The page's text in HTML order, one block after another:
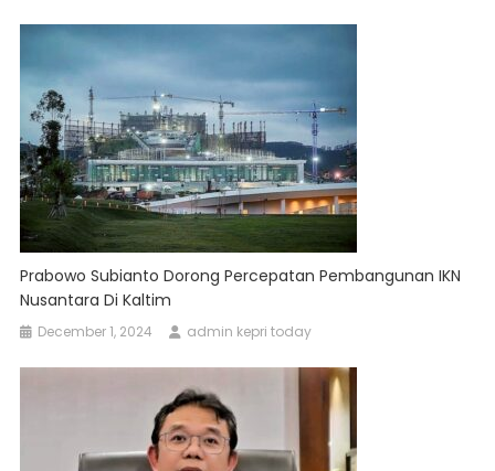
Prabowo Subianto Dorong Percepatan Pembangunan IKN
Nusantara Di Kaltim
December 1, 2024 admin kepri today